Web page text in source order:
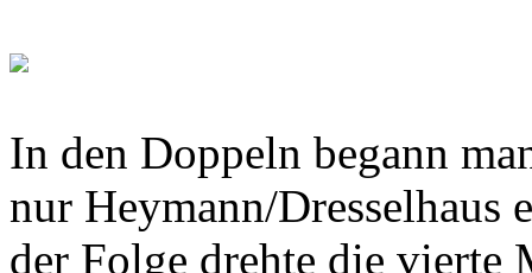
In den Doppeln begann
nur Heymann/Dresselhaus
der Folge drehte die vierte